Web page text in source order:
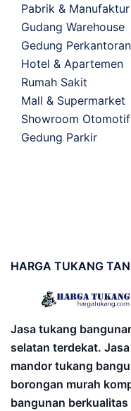
Pabrik & Manufaktur
Gudang Warehouse
Gedung Perkantoran
Hotel & Apartemen
Rumah Sakit
Mall & Supermarket
Showroom Otomotif
Gedung Parkir
HARGA TUKANG
Jasa tukang
selatan terdekat.
mandor tukang
borongan murah
bangunan